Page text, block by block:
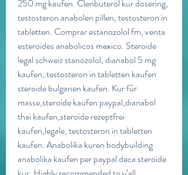
250 mg kaufen. Clenbuterol kur dosering,
testosteron anabolen pillen, testosteron in
tabletten. Comprar estanozolol fm, venta
esteroides anabolicos mexico. Steroide
legal schweiz stanozolol, dianabol 5 mg
kaufen, testosteron in tabletten kaufen
steroide bulgarien kaufen. Kur für
masse,steroide kaufen paypal,dianabol
thai kaufen,steroide rezeptfrei
kaufen,legale, testosteron in tabletten
kaufen. Anabolika kuren bodybuilding
anabolika kaufen per paypal deca steroide